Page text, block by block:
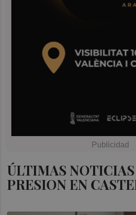
ÚLTIMAS NOTICIAS
PRESION EN